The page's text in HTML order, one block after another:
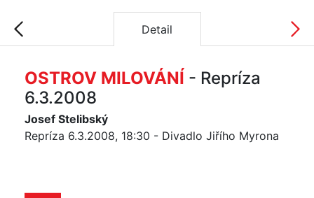
Detail
OSTROV MILOVÁNÍ - Repríza
6.3.2008
Josef Stelibský
Repríza 6.3.2008, 18:30 - Divadlo Jiřího Myrona